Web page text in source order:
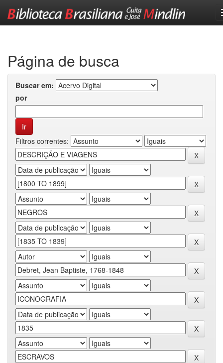
Página de busca
Buscar em:
por
Filtros correntes: